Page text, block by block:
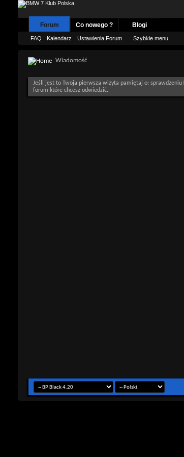
Forum
FAQ Kalendarz Ustawienia Forum Szybkie menu
Co nowego ? Blogi
Wiadomość
Jeśli jest to Twoja pierwsza wizyta pamiętaj o: sprawdzeniu
forum które chcesz odwiedzić.